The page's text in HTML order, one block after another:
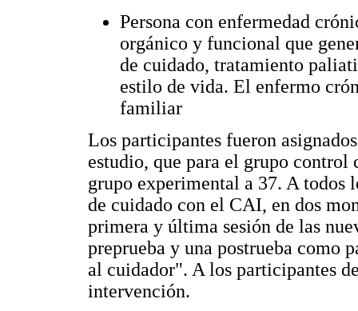
Persona con enfermedad
orgánico y funcional que
de cuidado, tratamiento
estilo de vida. El enfermo
familiar
Los participantes fueron
estudio, que para el grupo control
grupo experimental a 37. A todos
de cuidado con el CAI, en dos
primera y última sesión de las
preprueba y una postrueba como
al cuidador". A los participantes
intervención.